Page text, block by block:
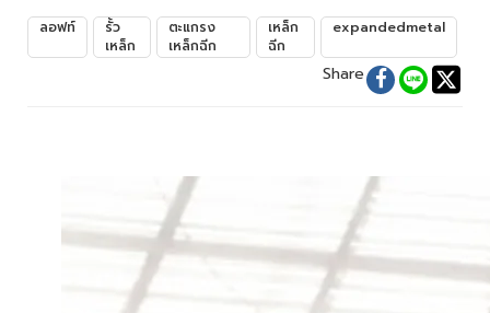
ลอฟท์
รั้ว
เหล็ก
ตะแกรง
เหล็กฉีก
เหล็ก
ฉีก
expandedmetal
Share